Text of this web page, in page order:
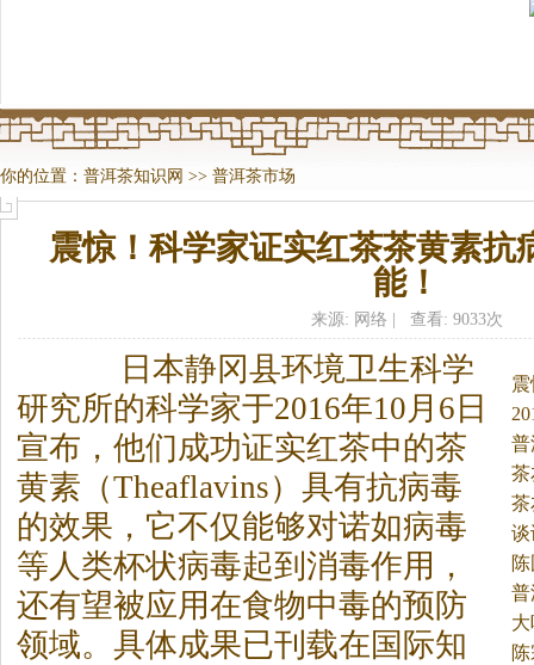
你的位置： 普洱茶知识网 >> 普洱茶市场
震惊！科学家证实红茶茶黄素抗
能！
来源: 网络 | 查看: 9033次
病
谈
茶
日本静冈县环境卫生科学
研究所的科学家于2016年10月6日
宣布，他们成功证实红茶中的茶
黄素（Theaflavins）具有抗病毒
的效果，它不仅能够对诺如病毒
等人类杯状病毒起到消毒作用，
还有望被应用在食物中毒的预防
领域。 具体成果已刊载在国际知